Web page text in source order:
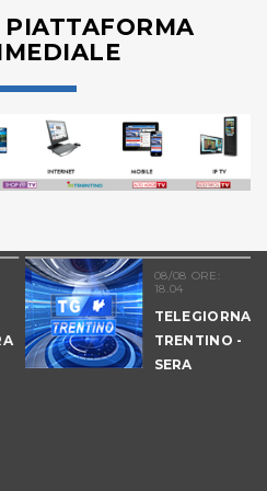
08/08 ORE:
18.04
TRENTINO -
SERA